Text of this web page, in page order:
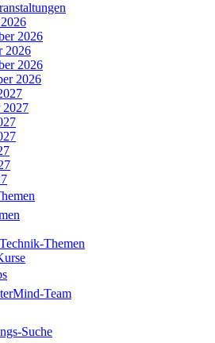
2026
2026
2026
2026
2027
Themen
Team
Suche